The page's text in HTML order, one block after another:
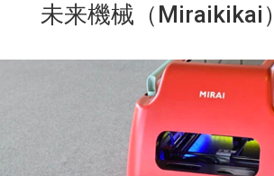
未来機械（Miraikikai）